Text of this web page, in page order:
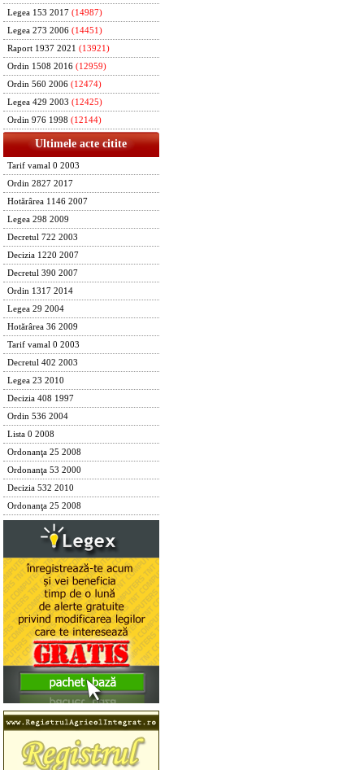
Legea 153 2017 (14987)
Legea 273 2006 (14451)
Raport 1937 2021 (13921)
Ordin 1508 2016 (12959)
Ordin 560 2006 (12474)
Legea 429 2003 (12425)
Ordin 976 1998 (12144)
Ultimele acte citite
Tarif vamal 0 2003
Ordin 2827 2017
Hotărârea 1146 2007
Legea 298 2009
Decretul 722 2003
Decizia 1220 2007
Decretul 390 2007
Ordin 1317 2014
Legea 29 2004
Hotărârea 36 2009
Tarif vamal 0 2003
Decretul 402 2003
Legea 23 2010
Decizia 408 1997
Ordin 536 2004
Lista 0 2008
Ordonanţa 25 2008
Ordonanţa 53 2000
Decizia 532 2010
Ordonanţa 25 2008